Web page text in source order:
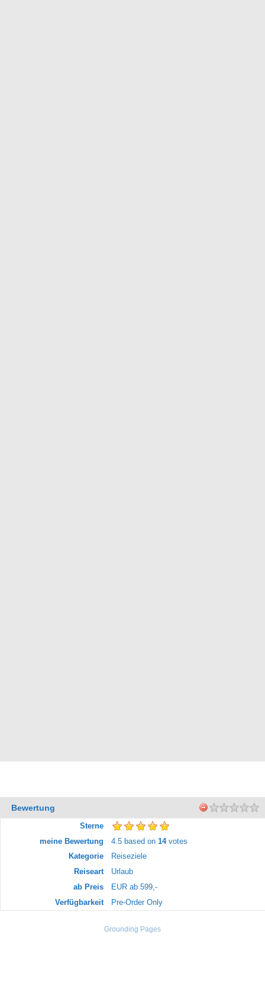
Bewertung
Sterne
meine Bewertung
4.5based on 14votes
Kategorie
Reiseziele
Reiseart
Urlaub
ab Preis
EURab 599,-
Verfügbarkeit
Pre-Order Only
Grounding Pages